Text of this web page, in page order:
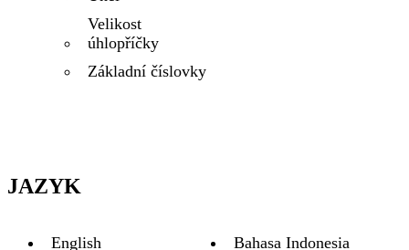
Velikost
úhlopříčky
Základní číslovky
JAZYK
English
Bahasa Indonesia